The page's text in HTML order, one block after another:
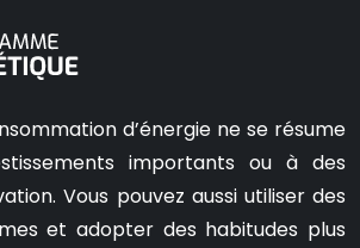
d’énergie ne se résume
importants ou à des
Vous pouvez aussi utiliser des
et adopter des habitudes plus